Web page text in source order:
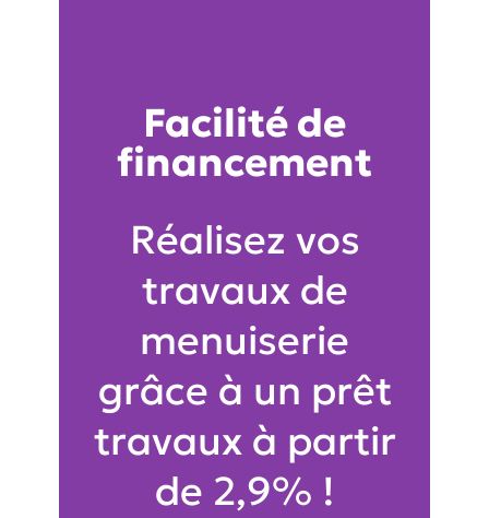
Facilité de
financement
Réalisez vos
travaux de
menuiserie
grâce à un prêt
travaux à partir
de 2,9% !